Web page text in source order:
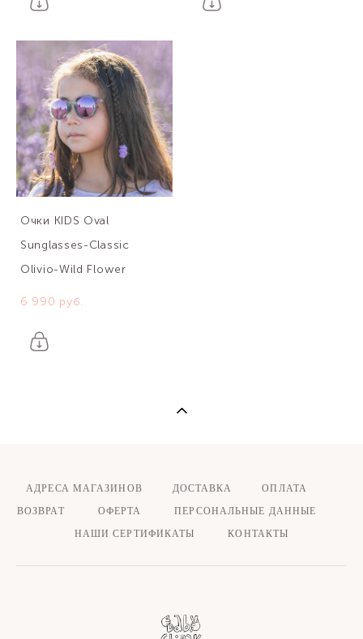
Очки KIDS Oval
Sunglasses-Classic
Olivio-Wild Flower
6 990 pуб.
АДРЕСА МАГАЗИНОВ
ДОСТАВКА ОПЛАТА
ВОЗВРАТ
ОФЕРТА
ПЕРСОНАЛЬНЫЕ ДАННЫЕ
НАШИ СЕРТИФИКАТЫ
КОНТАКТЫ